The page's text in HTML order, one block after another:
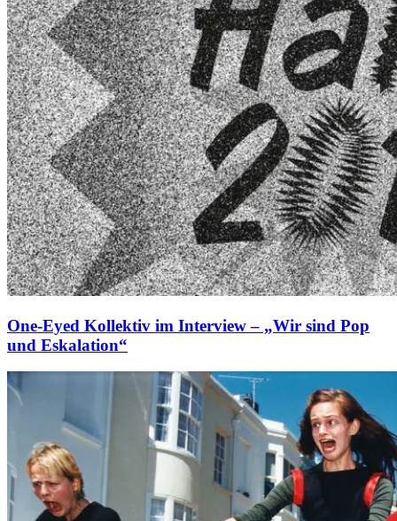
One-Eyed Kollektiv im Interview – „Wir sind Pop
und Eskalation“